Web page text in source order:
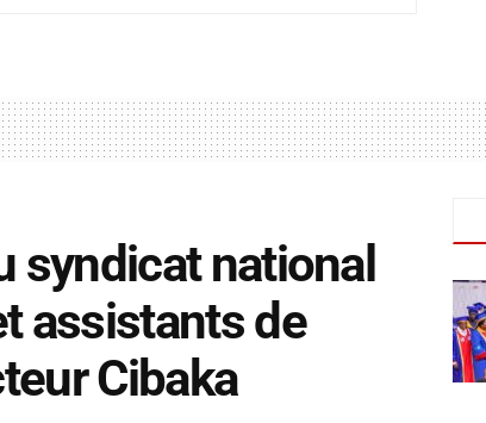
syndicat national
assistants de
Cibaka